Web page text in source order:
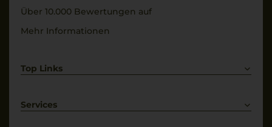
13,5 % Vol.
Über 10.000 Bewertungen auf
Mehr Informationen
Top Links
Weißwein
Services